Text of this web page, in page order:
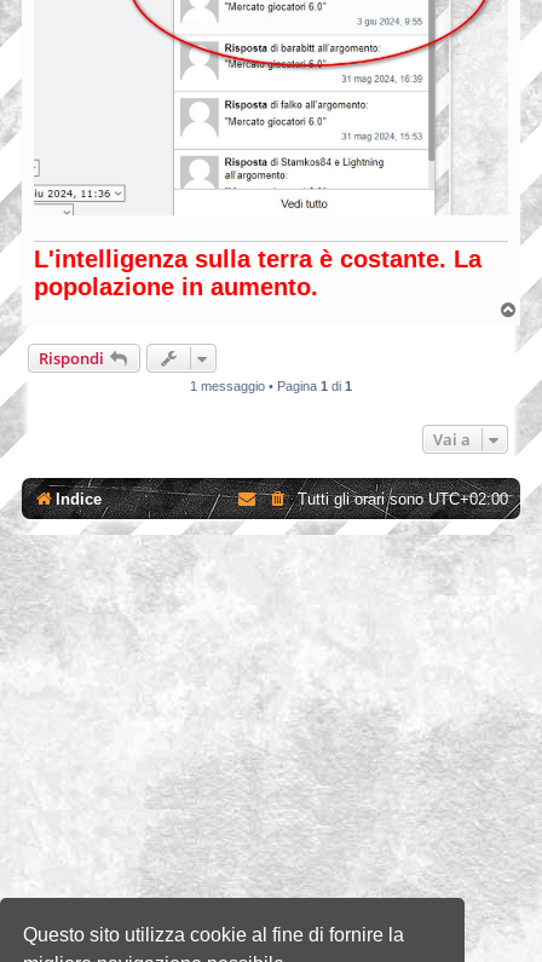
Questo sito utilizza cookie al fine di fornire la
L'intelligenza sulla terra è costante. La
popolazione in aumento.
o
p
Rispondi
1 messaggio • Pagina 1 di 1
Vai a
Indice Tutti gli orari sonoUTC+02:00